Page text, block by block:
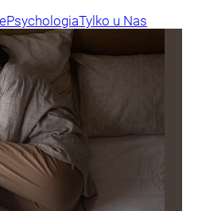
PsychologiaTylko u Nas